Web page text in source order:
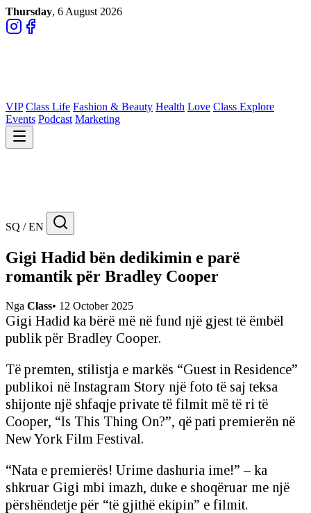
Thursday, 6 August 2026
VIP Class Life Fashion & Beauty Health Love Class Explore
Events Podcast Marketing
SQ / EN
Gigi Hadid bën dedikimin e parë
romantik për Bradley Cooper
Nga Class• 12 October 2025
Gigi Hadid ka bërë më në fund një gjest të ëmbël
publik për Bradley Cooper.
Të premten, stilistja e markës “Guest in Residence”
publikoi në Instagram Story një foto të saj teksa
shijonte një shfaqje private të filmit më të ri të
Cooper, “Is This Thing On?”, që pati premierën në
New York Film Festival.
“Nata e premierës! Urime dashuria ime!” – ka
shkruar Gigi mbi imazh, duke e shoqëruar me një
përshëndetje për “të gjithë ekipin” e filmit.